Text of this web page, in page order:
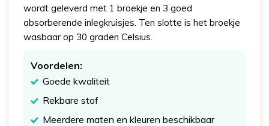
wordt geleverd met 1 broekje en 3 goed
absorberende inlegkruisjes. Ten slotte is het broekje
wasbaar op 30 graden Celsius.
Voordelen:
Goede kwaliteit
Rekbare stof
Meerdere maten en kleuren beschikbaar